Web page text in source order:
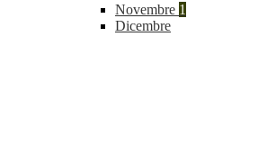
Novembre 1
Dicembre